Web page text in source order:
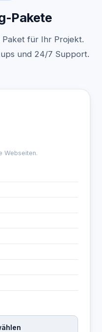
Pakete
Paket für Ihr Projekt.
und 24/7 Support.
Webseiten.